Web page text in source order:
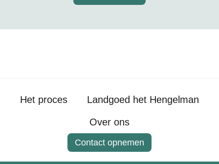
Het proces Landgoed het Hengelman
Over ons
Contact opnemen